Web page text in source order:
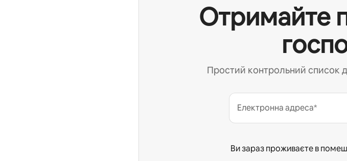
Отримайте
Простий контрольний список
Електронна адреса*
Ви зараз проживаєте в